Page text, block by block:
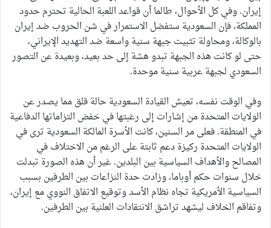
إيران. وفي كل الأحوال، طالما أن قواعد اللعبة الحالية تحترم حدود
المملكة، فإن السعودية ستفضل الاستمرار في شن الحروب ضد إيران
بالوكالة، ومحاولة تثبيت جبهة سنية واسعة ضد التهديد الإيراني،
حتى لو كانت هذه الجبهة تبدو هشة إلى حد بعيد، وبعيدة عن التصور
السعودي لجبهة عربية سنية موحدة.
وفي الوقت نفسه، تعيش القيادة السعودية حالة قلق مما يصدر عن
الولايات المتحدة من إشارات إلى رغبتها في خفض التزاماتها الدفاعية
في المنطقة. فعلى مر السنين، كانت الأسرة المالكة السعودية ترى في
الولايات المتحدة ركيزة دعم ثابتة على الرغم من الاختلاف في
المصالح والأهداف السياسية بين البلدين. غير أن هذه الصورة تبدلت
خلال سنوات حكم أوباما، وزادت حدة النزاعات بين الطرفين بسبب
السياسية الأمريكية تجاه نظام الأسد وتوقيع الاتفاق النووي مع إيران،
وتفاقم الخلاف ليشهد تراشق الانتقادات العلنية بين الطرفين.